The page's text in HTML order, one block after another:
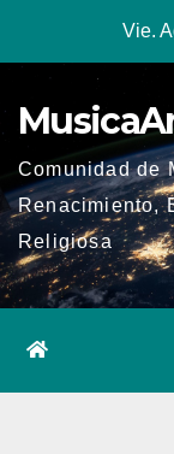
Vie.
Comunidad de
Renacimiento,
Religiosa